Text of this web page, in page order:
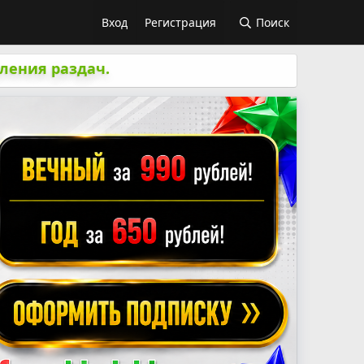
Вход Регистрация Поиск
раздач.